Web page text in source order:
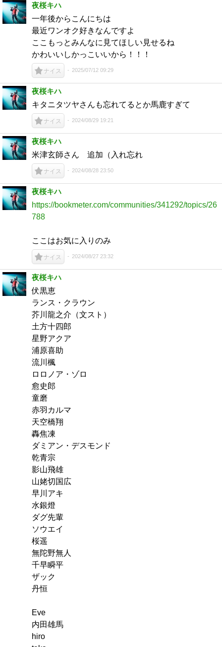
夜桜キハ
一年後からこんにちは
最近ワンオク好きなんですよ
ここもっとみんなに見てほしい見せるね
かわいいしかっこいいから！！！
ナイス 2025/07/12 09:29
夜桜キハ
キタニタツヤさんも忘れてるとか馬鹿すぎて
ナイス 2024/08/29 19:21
夜桜キハ
米津玄師さん 追加（入れ忘れ
ナイス 2024/08/28 23:50
夜桜キハ
https://bookmeter.com/communities/341292/topics/26
788
ここはお気に入りのみ
ナイス 2024/08/27 23:32
夜桜キハ
伏黒恵
ランス・クラウン
芥川龍之介（文スト）
土方十四郎
星野アクア
浦原喜助
流川楓
ロロノア・ゾロ
愈史郎
童磨
赤羽カルマ
天空橋翔
轟焦凍
ダミアン・デスモンド
乾青宗
影山飛雄
山姥切国広
早川アキ
水銀燈
ダグ先輩
ソウエイ
桜遥
無陀野無人
千早瞬平
ザック
丹恒
Eve
内田雄馬
hiro